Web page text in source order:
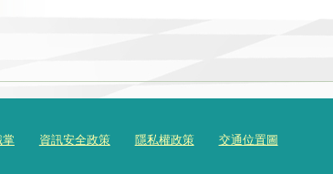
掌 資訊安全政策 隱私權政策 交通位置圖